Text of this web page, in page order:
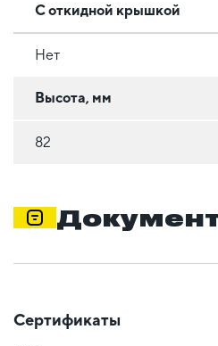
С откидной крышкой
Нет
Высота, мм
82
Сертификаты